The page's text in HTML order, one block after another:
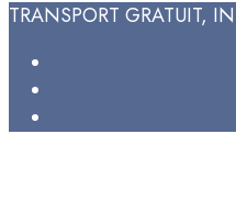
TRANSPORT GRATUIT,